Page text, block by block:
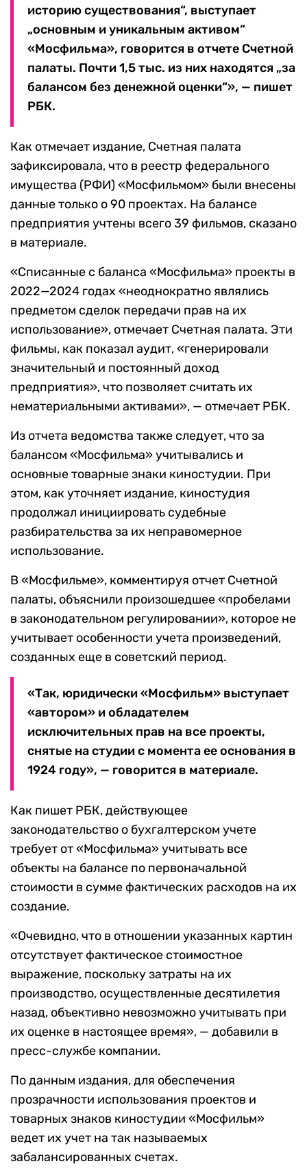
историю существования“, выступает
„основным и уникальным активом“
«Мосфильма», говорится в отчете Счетной
палаты. Почти 1,5 тыс. из них находятся „за
балансом без денежной оценки“», — пишет
РБК.
Как отмечает издание, Счетная палата
зафиксировала, что в реестр федерального
имущества (РФИ) «Мосфильмом» были внесены
данные только о 90 проектах. На балансе
предприятия учтены всего 39 фильмов, сказано
в материале.
«Списанные с баланса «Мосфильма» проекты в
2022—2024 годах «неоднократно являлись
предметом сделок передачи прав на их
использование», отмечает Счетная палата. Эти
фильмы, как показал аудит, «генерировали
значительный и постоянный доход
предприятия», что позволяет считать их
нематериальными активами», — отмечает РБК.
Из отчета ведомства также следует, что за
балансом «Мосфильма» учитывались и
основные товарные знаки киностудии. При
этом, как уточняет издание, киностудия
продолжал инициировать судебные
разбирательства за их неправомерное
использование.
В «Мосфильме», комментируя отчет Счетной
палаты, объяснили произошедшее «пробелами
в законодательном регулировании», которое не
учитывает особенности учета произведений,
созданных еще в советский период.
«Так, юридически «Мосфильм» выступает
«автором» и обладателем
исключительных прав на все проекты,
снятые на студии с момента ее основания в
1924 году», — говорится в материале.
Как пишет РБК, действующее
законодательство о бухгалтерском учете
требует от «Мосфильма» учитывать все
объекты на балансе по первоначальной
стоимости в сумме фактических расходов на их
создание.
«Очевидно, что в отношении указанных картин
отсутствует фактическое стоимостное
выражение, поскольку затраты на их
производство, осуществленные десятилетия
назад, объективно невозможно учитывать при
их оценке в настоящее время», — добавили в
пресс-службе компании.
По данным издания, для обеспечения
прозрачности использования проектов и
товарных знаков киностудии «Мосфильм»
ведет их учет на так называемых
забалансированных счетах.